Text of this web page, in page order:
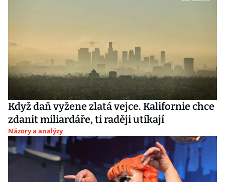
Když daň vyžene zlatá vejce. Kalifornie chce
zdanit miliardáře, ti raději utíkají
Názory a analýzy